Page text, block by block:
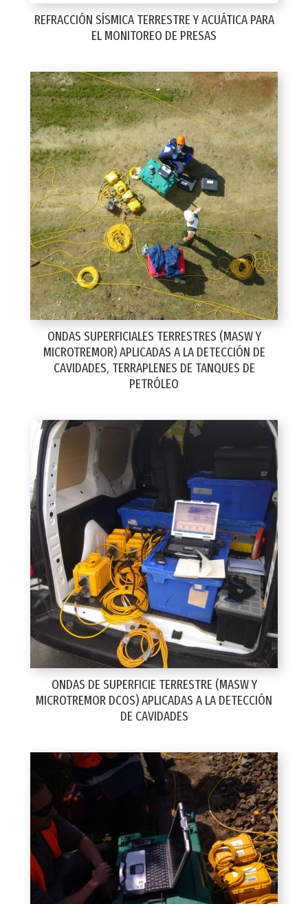
REFRACCIÓN SÍSMICA TERRESTRE Y ACUÁTICA PARA
EL MONITOREO DE PRESAS
ONDAS SUPERFICIALES TERRESTRES (MASW Y
MICROTREMOR) APLICADAS A LA DETECCIÓN DE
CAVIDADES, TERRAPLENES DE TANQUES DE
PETRÓLEO
ONDAS DE SUPERFICIE TERRESTRE (MASW Y
MICROTREMOR DCOS) APLICADAS A LA DETECCIÓN
DE CAVIDADES